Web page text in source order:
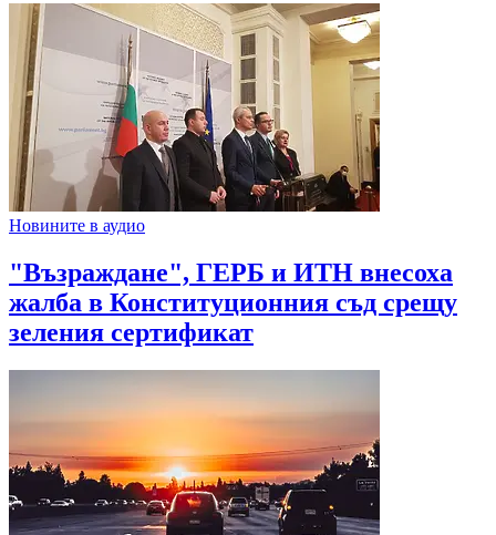
Новините в аудио
"Възраждане", ГЕРБ и ИТН внесоха
жалба в Конституционния съд срещу
зеления сертификат